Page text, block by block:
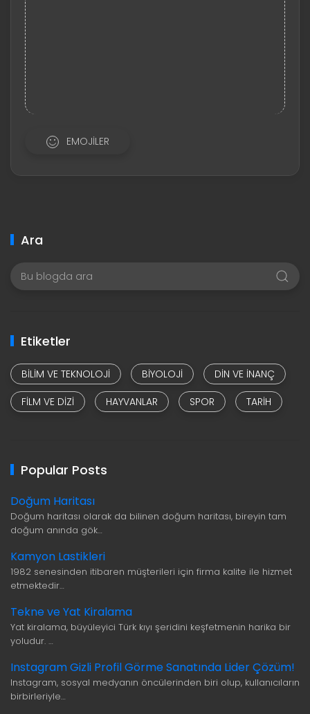
EMOJILER
Ara
Etiketler
BILIM VE TEKNOLOJI BIYOLOJI
DIN VE INANÇ
FILM VE DIZI
HAYVANLAR SPOR TARIH
Popular Posts
Doğum Haritası
Doğum haritası olarak da bilinen doğum haritası, bireyin tam
doğum anında gök…
Kamyon Lastikleri
1982 senesinden itibaren müşterileri için firma kalite ile hizmet
etmektedir…
Tekne ve Yat Kiralama
Yat kiralama, büyüleyici Türk kıyı şeridini keşfetmenin harika bir
yoludur. …
Instagram Gizli Profil Görme Sanatında Lider Çözüm!
Instagram, sosyal medyanın öncülerinden biri olup, kullanıcıların
birbirleriyle…